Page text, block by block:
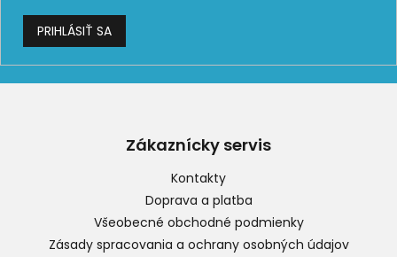
PRIHLÁSIŤ SA
Zákaznícky servis
Kontakty
Doprava a platba
Všeobecné obchodné podmienky
Zásady spracovania a ochrany osobných údajov